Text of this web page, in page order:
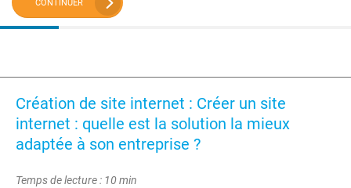
CONTINUER
Création de site internet : Créer un site
internet : quelle est la solution la mieux
adaptée à son entreprise ?
Temps de lecture : 10 min